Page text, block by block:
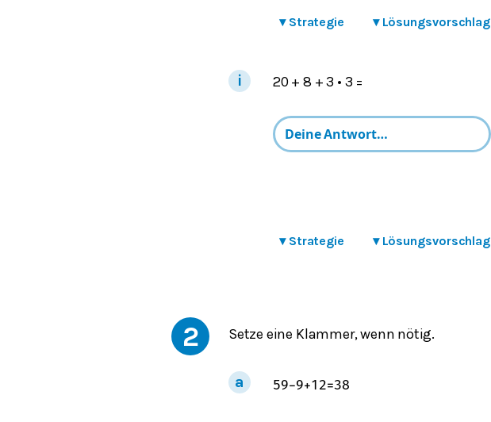
▾ Strategie ▾ Lösungsvorschlag
20 + 8 + 3 • 3 =
▾ Strategie ▾ Lösungsvorschlag
2 Setze eine Klammer, wenn nötig.
59−9+12=38